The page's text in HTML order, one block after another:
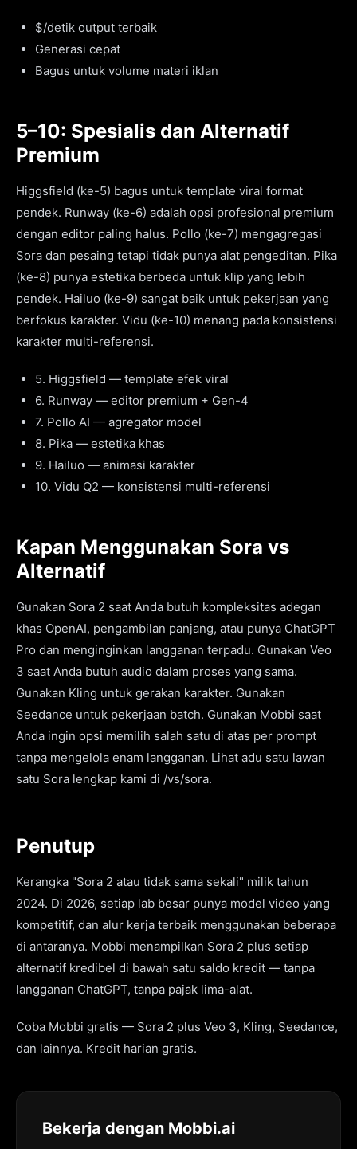
$/detik output terbaik
Generasi cepat
Bagus untuk volume materi iklan
5–10: Spesialis dan Alternatif
Premium
Higgsfield (ke-5) bagus untuk template viral format
pendek. Runway (ke-6) adalah opsi profesional premium
dengan editor paling halus. Pollo (ke-7) mengagregasi
Sora dan pesaing tetapi tidak punya alat pengeditan. Pika
(ke-8) punya estetika berbeda untuk klip yang lebih
pendek. Hailuo (ke-9) sangat baik untuk pekerjaan yang
berfokus karakter. Vidu (ke-10) menang pada konsistensi
karakter multi-referensi.
5. Higgsfield — template efek viral
6. Runway — editor premium + Gen-4
7. Pollo AI — agregator model
8. Pika — estetika khas
9. Hailuo — animasi karakter
10. Vidu Q2 — konsistensi multi-referensi
Kapan Menggunakan Sora vs
Alternatif
Gunakan Sora 2 saat Anda butuh kompleksitas adegan
khas OpenAI, pengambilan panjang, atau punya ChatGPT
Pro dan menginginkan langganan terpadu. Gunakan Veo
3 saat Anda butuh audio dalam proses yang sama.
Gunakan Kling untuk gerakan karakter. Gunakan
Seedance untuk pekerjaan batch. Gunakan Mobbi saat
Anda ingin opsi memilih salah satu di atas per prompt
tanpa mengelola enam langganan. Lihat adu satu lawan
satu Sora lengkap kami di /vs/sora.
Penutup
Kerangka "Sora 2 atau tidak sama sekali" milik tahun
2024. Di 2026, setiap lab besar punya model video yang
kompetitif, dan alur kerja terbaik menggunakan beberapa
di antaranya. Mobbi menampilkan Sora 2 plus setiap
alternatif kredibel di bawah satu saldo kredit — tanpa
langganan ChatGPT, tanpa pajak lima-alat.
Coba Mobbi gratis — Sora 2 plus Veo 3, Kling, Seedance,
dan lainnya. Kredit harian gratis.
Bekerja dengan Mobbi.ai